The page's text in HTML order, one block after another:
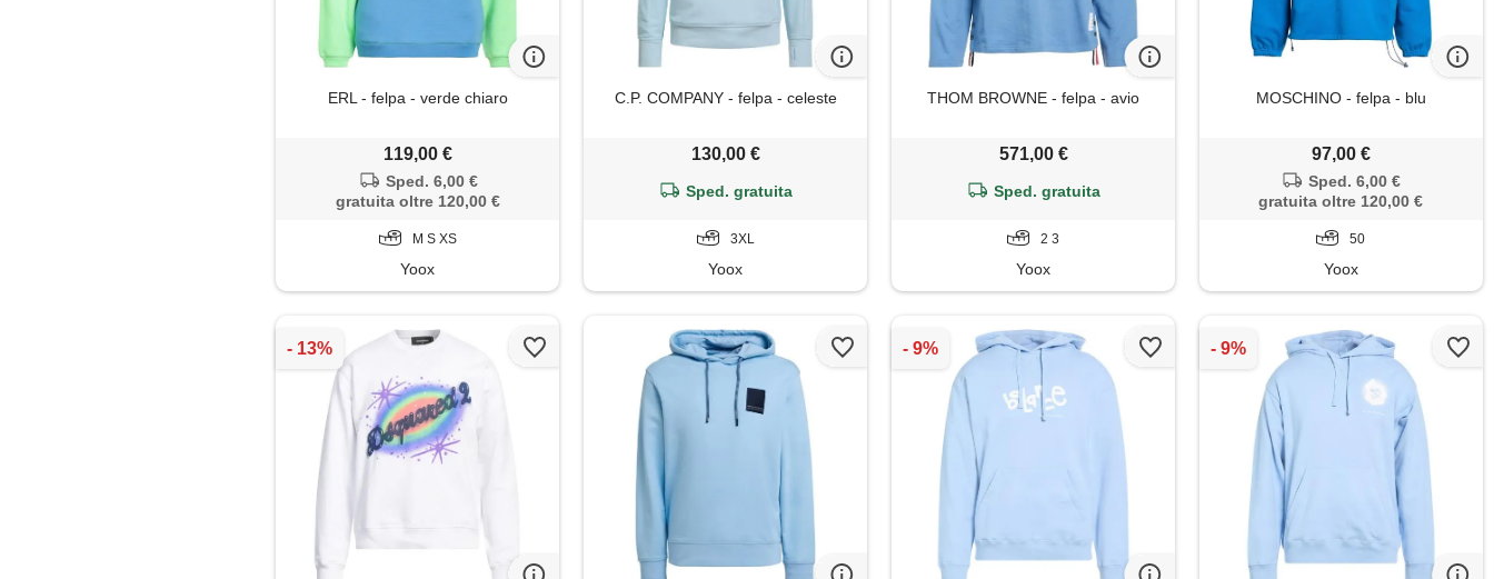
ERL - felpa - verde chiaro
119,00 €
Sped. 6,00 €
gratuita oltre 120,00 €
M S XS
Yoox
C.P. COMPANY - felpa - celeste
130,00 €
Sped. gratuita
3XL
Yoox
THOM BROWNE - felpa - avio
571,00 €
Sped. gratuita
2 3
Yoox
MOSCHINO - felpa - blu
97,00 €
Sped. 6,00 €
gratuita oltre 120,00 €
50
Yoox